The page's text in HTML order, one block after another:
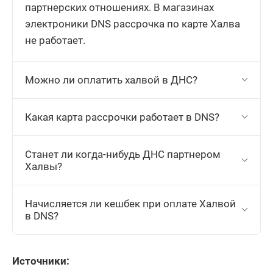
партнерских отношениях. В магазинах
электроники DNS рассрочка по карте Халва
не работает.
Можно ли оплатить халвой в ДНС?
Какая карта рассрочки работает в DNS?
Станет ли когда-нибудь ДНС партнером
Халвы?
Начисляется ли кешбек при оплате Халвой
в DNS?
Источники: